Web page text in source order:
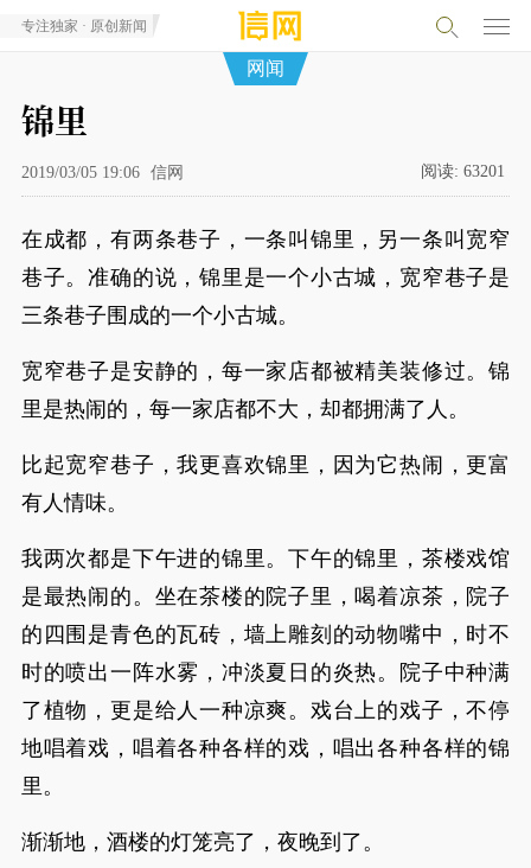
专注独家 · 原创新闻
网闻
锦里
2019/03/05 19:06 信网 阅读: 63201
在成都，有两条巷子，一条叫锦里，另一条叫宽窄
巷子。准确的说，锦里是一个小古城，宽窄巷子是
三条巷子围成的一个小古城。
宽窄巷子是安静的，每一家店都被精美装修过。锦
里是热闹的，每一家店都不大，却都拥满了人。
比起宽窄巷子，我更喜欢锦里，因为它热闹，更富
有人情味。
我两次都是下午进的锦里。下午的锦里，茶楼戏馆
是最热闹的。坐在茶楼的院子里，喝着凉茶，院子
的四围是青色的瓦砖，墙上雕刻的动物嘴中，时不
时的喷出一阵水雾，冲淡夏日的炎热。院子中种满
了植物，更是给人一种凉爽。戏台上的戏子，不停
地唱着戏，唱着各种各样的戏，唱出各种各样的锦
里。
渐渐地，酒楼的灯笼亮了，夜晚到了。